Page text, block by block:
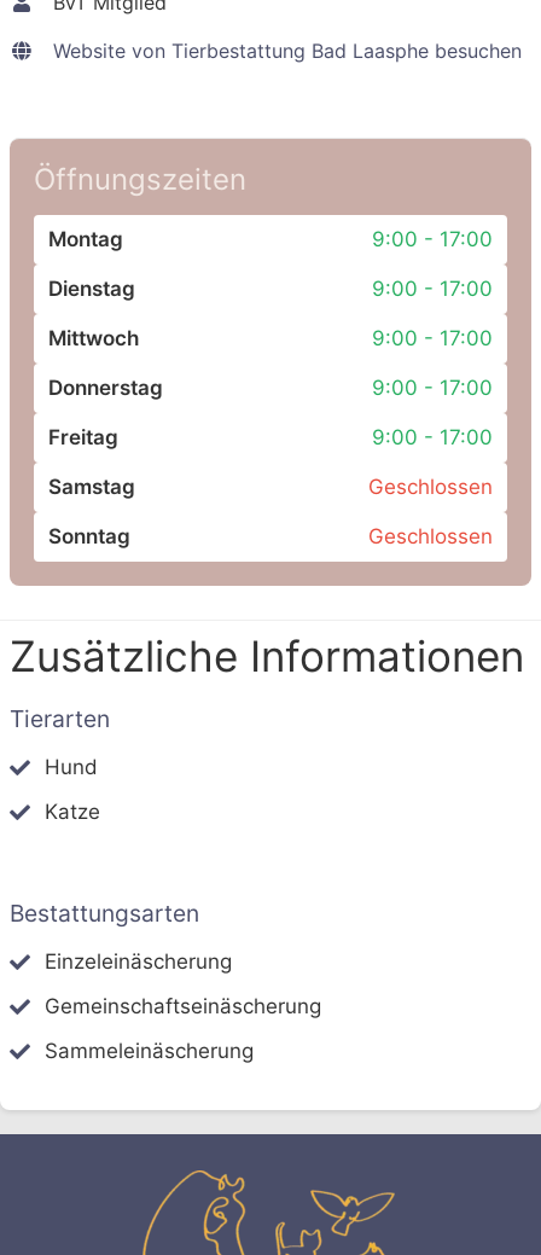
Website von Tierbestattung Bad Laasphe besuchen
Öffnungszeiten
Montag 9:00 - 17:00
Dienstag 9:00 - 17:00
Mittwoch 9:00 - 17:00
Donnerstag 9:00 - 17:00
Freitag 9:00 - 17:00
Samstag Geschlossen
Sonntag Geschlossen
Zusätzliche Informationen
Tierarten
Hund
Katze
Bestattungsarten
Einzeleinäscherung
Gemeinschaftseinäscherung
Sammeleinäscherung